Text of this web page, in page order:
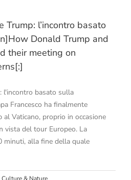
Trump: l’incontro basato
Donald Trump and
their meeting on
l'incontro basato sulla
Francesco ha finalmente
Vaticano, proprio in occasione
vista del tour Europeo. La
minuti, alla fine della quale